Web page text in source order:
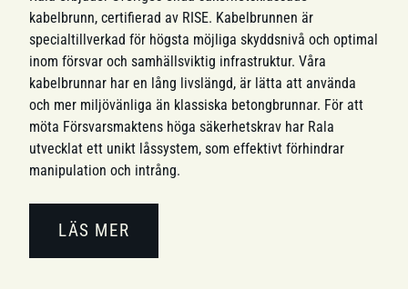
kabelbrunn, certifierad av RISE. Kabelbrunnen är
specialtillverkad för högsta möjliga skyddsnivå och optimal
inom försvar och samhällsviktig infrastruktur. Våra
kabelbrunnar har en lång livslängd, är lätta att använda
och mer miljövänliga än klassiska betongbrunnar. För att
möta Försvarsmaktens höga säkerhetskrav har Rala
utvecklat ett unikt låssystem, som effektivt förhindrar
manipulation och intrång.
LÄS MER